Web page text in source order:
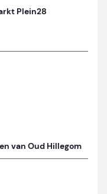
Plein28
van Oud Hillegom